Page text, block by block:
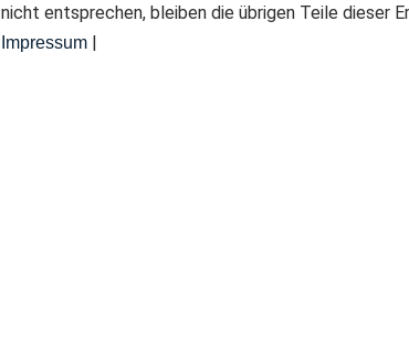
nicht entsprechen, bleiben die übrigen Teile dieser
Impressum|